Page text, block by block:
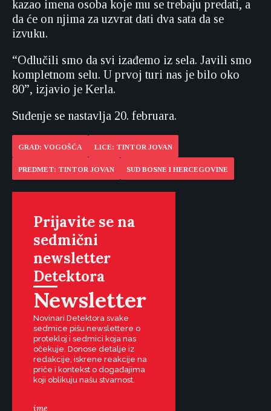
kazao imena osoba koje mu se trebaju predati, a
da će on njima za uzvrat dati dva sata da se
izvuku.
“Odlučili smo da svi izađemo iz sela. Javili smo
kompletnom selu. U prvoj turi nas je bilo oko
80”, izjavio je Kerla.
Suđenje se nastavlja 20. februara.
GRAD: VOGOŠĆA LICE: TINTOR JOVAN
PREDMET: TINTOR JOVAN SUD BOSNE I HERCEGOVINE
Prijavite se na
sedmični
newsletter
Detektora
Newsletter
Novinari Detektora svake
sedmice pišu newslettere o
protekloj i sedmici koja nas
očekuje. Donose detalje iz
redakcije, iskrene reakcije na
priče i kontekst o događajima
koji oblikuju našu stvarnost.